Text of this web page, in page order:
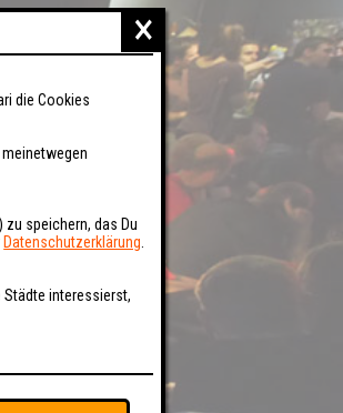
×
die Cookies
speichern, das Du
Datenschutzerklärung
Städte interessierst,